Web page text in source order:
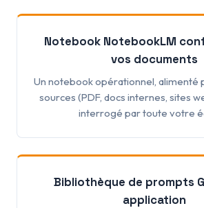
Notebook NotebookLM
vos documents
Un notebook opérationnel, alimenté
sources (PDF, docs internes, sites
interrogé par toute votre
Bibliothèque de prompts
application